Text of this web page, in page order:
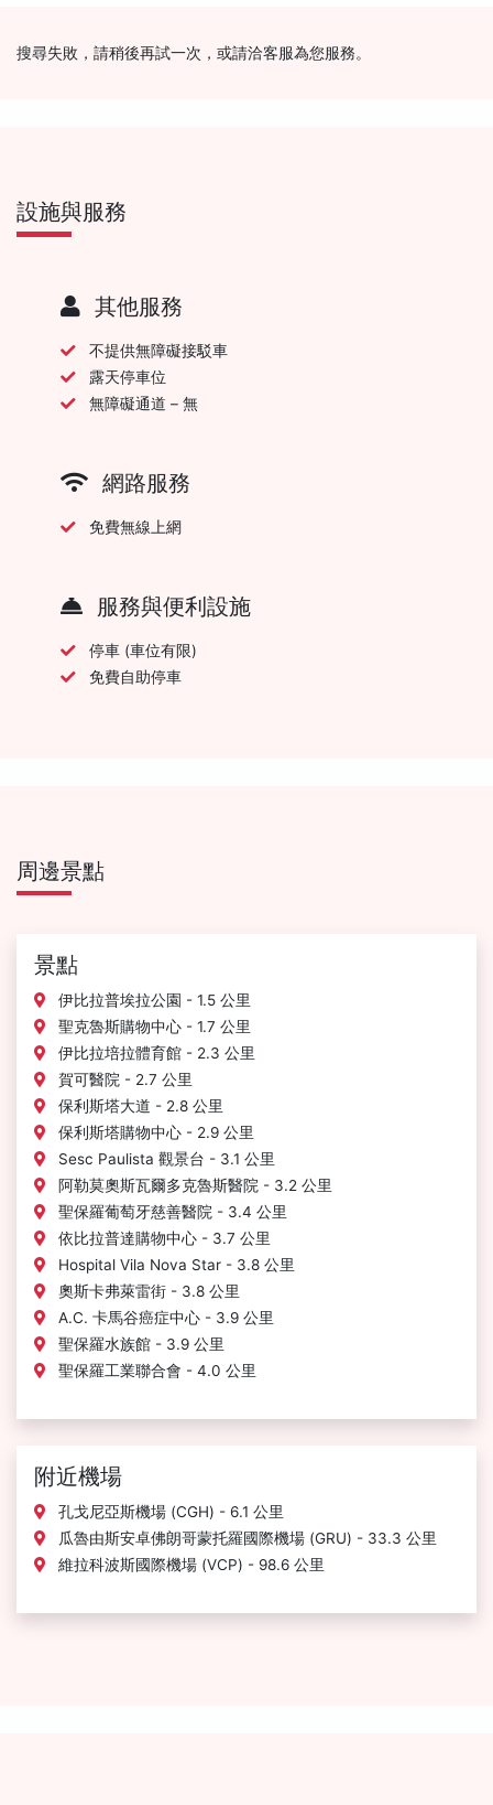
搜尋失敗，請稍後再試一次，或請洽客服為您服務。
設施與服務
其他服務
不提供無障礙接駁車
露天停車位
無障礙通道 – 無
網路服務
免費無線上網
服務與便利設施
停車 (車位有限)
免費自助停車
周邊景點
景點
伊比拉普埃拉公園 - 1.5 公里
聖克魯斯購物中心 - 1.7 公里
伊比拉培拉體育館 - 2.3 公里
賀可醫院 - 2.7 公里
保利斯塔大道 - 2.8 公里
保利斯塔購物中心 - 2.9 公里
Sesc Paulista 觀景台 - 3.1 公里
阿勒莫奧斯瓦爾多克魯斯醫院 - 3.2 公里
聖保羅葡萄牙慈善醫院 - 3.4 公里
依比拉普達購物中心 - 3.7 公里
Hospital Vila Nova Star - 3.8 公里
奧斯卡弗萊雷街 - 3.8 公里
A.C. 卡馬谷癌症中心 - 3.9 公里
聖保羅水族館 - 3.9 公里
聖保羅工業聯合會 - 4.0 公里
附近機場
孔戈尼亞斯機場 (CGH) - 6.1 公里
瓜魯由斯安卓佛朗哥蒙托羅國際機場 (GRU) - 33.3 公里
維拉科波斯國際機場 (VCP) - 98.6 公里